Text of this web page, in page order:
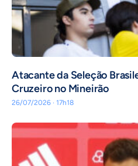
Atacante da Seleção
Cruzeiro no Mineirão
26/07/2026 · 17h18